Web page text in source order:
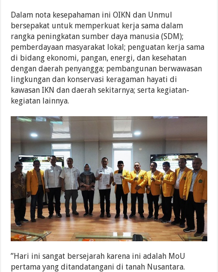
Dalam nota kesepahaman ini OIKN dan Unmul
bersepakat untuk memperkuat kerja sama dalam
rangka peningkatan sumber daya manusia (SDM);
pemberdayaan masyarakat lokal; penguatan kerja sama
di bidang ekonomi, pangan, energi, dan kesehatan
dengan daerah penyangga; pembangunan berwawasan
lingkungan dan konservasi keragaman hayati di
kawasan IKN dan daerah sekitarnya; serta kegiatan-
kegiatan lainnya.
”Hari ini sangat bersejarah karena ini adalah MoU
pertama yang ditandatangani di tanah Nusantara.